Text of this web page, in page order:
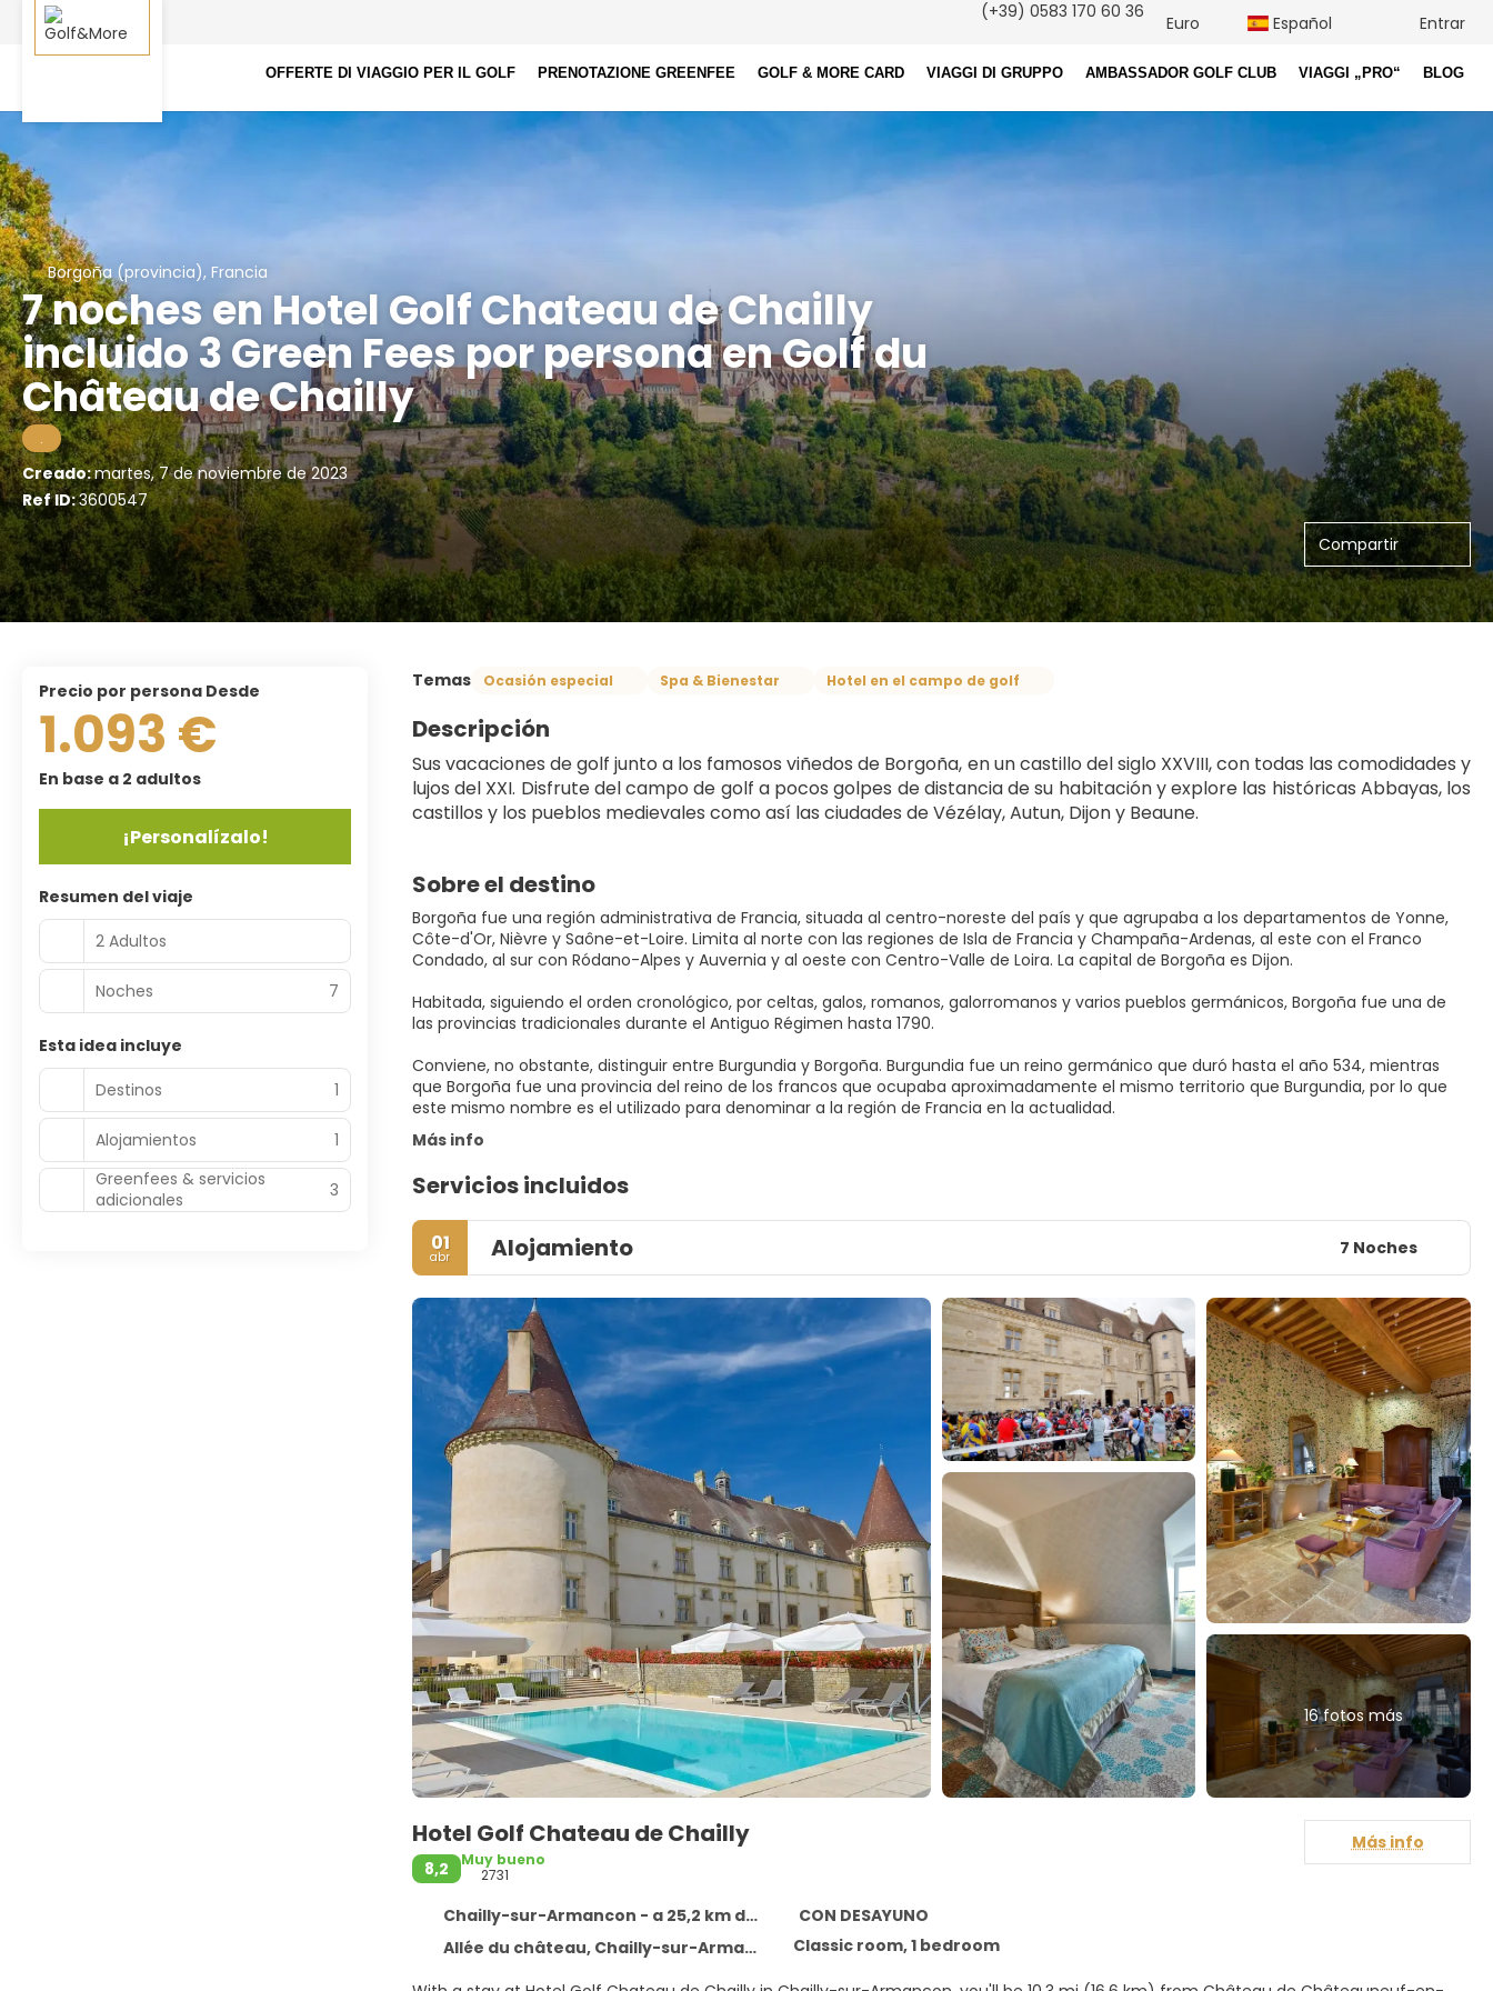
OFFERTE DI VIAGGIO PER IL GOLF PRENOTAZIONE GREENFEE GOLF & MORE CARD VIAGGI DI GRUPPO AMBASSADOR GOLF CLUB VIAGGI „PRO“ BLOG
(+39) 0583 170 60 36
Euro Español Entrar
Borgoña (provincia), Francia
7 noches en Hotel Golf Chateau de Chailly
incluido 3 Green Fees por persona en Golf du
Château de Chailly
.
Creado:martes, 7 de noviembre de 2023
Ref ID:3600547
Compartir
Temas Ocasión especial Spa & Bienestar Hotel en el campo de golf
Descripción
Sus vacaciones de golf junto a los famosos viñedos de Borgoña, en un castillo del siglo XXVIII, con todas las comodidades y
lujos del XXI. Disfrute del campo de golf a pocos golpes de distancia de su habitación y explore las históricas Abbayas, los
castillos y los pueblos medievales como así las ciudades de Vézélay, Autun, Dijon y Beaune.
Sobre el destino
Borgoña fue una región administrativa de Francia, situada al centro-noreste del país y que agrupaba a los departamentos de Yonne,
Côte-d'Or, Nièvre y Saône-et-Loire. Limita al norte con las regiones de Isla de Francia y Champaña-Ardenas, al este con el Franco
Condado, al sur con Ródano-Alpes y Auvernia y al oeste con Centro-Valle de Loira. La capital de Borgoña es Dijon.
Habitada, siguiendo el orden cronológico, por celtas, galos, romanos, galorromanos y varios pueblos germánicos, Borgoña fue una de
las provincias tradicionales durante el Antiguo Régimen hasta 1790.
Conviene, no obstante, distinguir entre Burgundia y Borgoña. Burgundia fue un reino germánico que duró hasta el año 534, mientras
que Borgoña fue una provincia del reino de los francos que ocupaba aproximadamente el mismo territorio que Burgundia, por lo que
este mismo nombre es el utilizado para denominar a la región de Francia en la actualidad.
Más info
Servicios incluidos
01
abr Alojamiento 7 Noches
16 fotos más
Hotel Golf Chateau de Chailly
8,2
Muy bueno
2731
Chailly-sur-Armancon - a 25,2 km del centro
CON DESAYUNO
Allée du château, Chailly-sur-Armancon 21320
Classic room, 1 bedroom
Más info
precio por persona Desde
1.093 €
En base a 2 adultos
¡Personalízalo!
Resumen del viaje
2 Adultos
Noches 7
Esta idea incluye
Destinos
1
Alojamientos
1
Greenfees & servicios
adicionales
3